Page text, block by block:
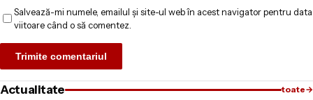
Salvează-mi numele, emailul și site-ul web în acest navigator pentru data
viitoare când o să comentez.
Actualitate toate→